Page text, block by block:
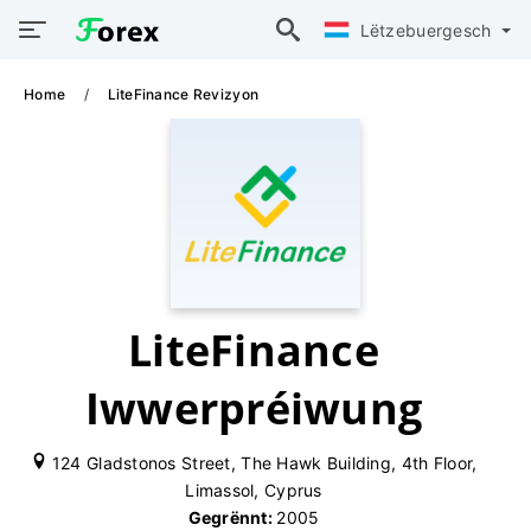
Lëtzebuergesch
Home LiteFinance Revizyon
LiteFinance
Iwwerpréiwung
124 Gladstonos Street, The Hawk Building, 4th Floor,
Limassol, Cyprus
Gegrënnt: 2005